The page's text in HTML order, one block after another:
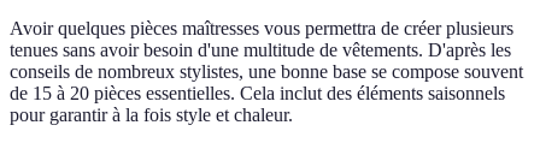
Avoir quelques pièces maîtresses vous permettra de créer plusieurs
tenues sans avoir besoin d'une multitude de vêtements. D'après les
conseils de nombreux stylistes, une bonne base se compose souvent
de 15 à 20 pièces essentielles. Cela inclut des éléments saisonnels
pour garantir à la fois style et chaleur.